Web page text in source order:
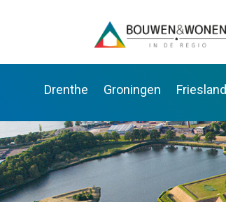
Drenthe Groningen Friesland